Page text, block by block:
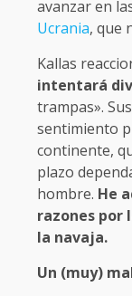
avanzar en
Ucrania, que
Kallas
intentará
trampas».
sentimiento
continente,
plazo
hombre. He
razones por
la navaja.
Un (muy)